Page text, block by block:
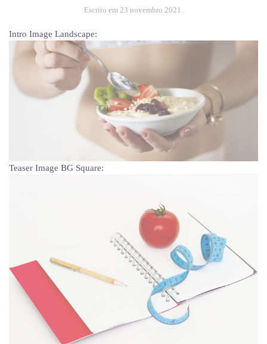
Escrito em 23 novembro 2021
Intro Image Landscape:
Teaser Image BG Square: